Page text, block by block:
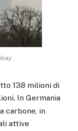
138 milioni di
In Germania
carbone, in
attive